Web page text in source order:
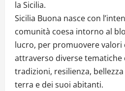
la Sicilia.
Sicilia Buona nasce con
comunità coesa intorno al
lucro, per promuovere valori
attraverso diverse tematiche
tradizioni, resilienza,
terra e dei suoi abitanti.